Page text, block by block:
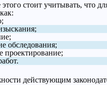
стоит учитывать, что
обследования;
проектирование;
действующим